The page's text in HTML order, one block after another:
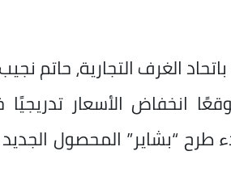
الغرف التجارية، حاتم
انخفاض الأسعار تدريجيًا
طرح “بشاير” المحصول